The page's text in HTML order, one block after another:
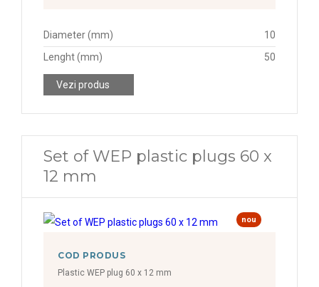
Diameter (mm)
10
Lenght (mm)
50
Vezi produs
Set of WEP plastic plugs 60 x
12 mm
nou
COD PRODUS
Plastic WEP plug 60 x 12 mm